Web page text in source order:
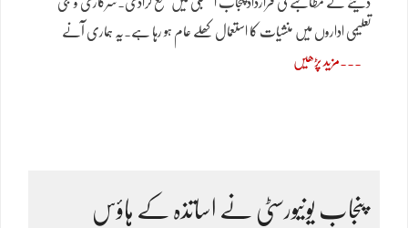
دینے کے مطالبے کی قرارداد پنجاب اسمبلی میں جمع کرادی۔سرکاری و نجی
تعلیمی اداروں میں منشیات کا استعمال کھلے عام ہو رہا ہے۔یہ ہماری آنے
مزید پڑھیں
پنجاب یونیورسٹی نے اساتذہ کے ہاؤس